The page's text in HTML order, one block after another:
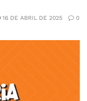
16 DE ABRIL DE 2025 0